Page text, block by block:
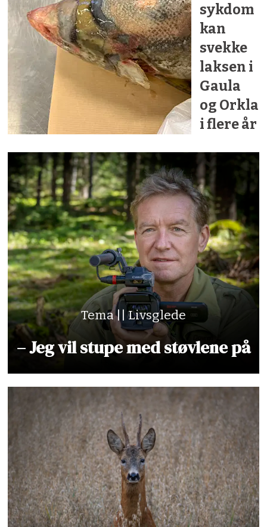
sykdom
kan
svekke
laksen i
Gaula
og Orkla
i flere år
Tema || Livsglede
– Jeg vil stupe med støvlene på